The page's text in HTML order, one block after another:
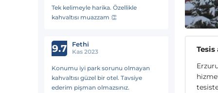
Tek kelimeyle harika. Özellikle
kahvaltısı muazzam 👏
9.7 Fethi
Kas 2023
Konumu iyi park sorunu olmayan
kahvaltısı güzel bir otel. Tavsiye
ederim pişman olmazsınız.
Tesis